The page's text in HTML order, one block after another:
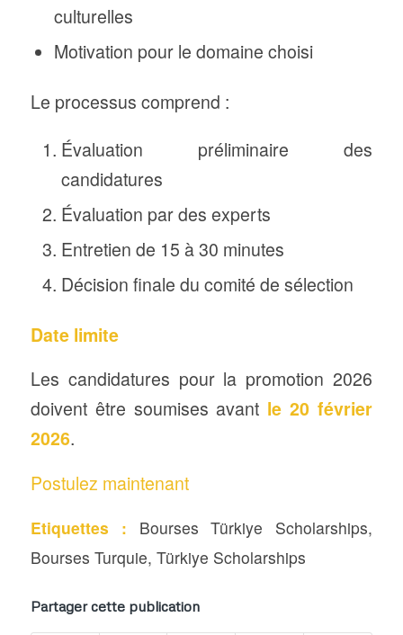
culturelles
Motivation pour le domaine choisi
Le processus comprend :
Évaluation préliminaire des
candidatures
Évaluation par des experts
Entretien de 15 à 30 minutes
Décision finale du comité de sélection
Date limite
Les candidatures pour la promotion 2026
doivent être soumises avant le 20 février
2026.
Postulez maintenant
Etiquettes : Bourses Türkiye Scholarships,
Bourses Turquie, Türkiye Scholarships
Partager cette publication